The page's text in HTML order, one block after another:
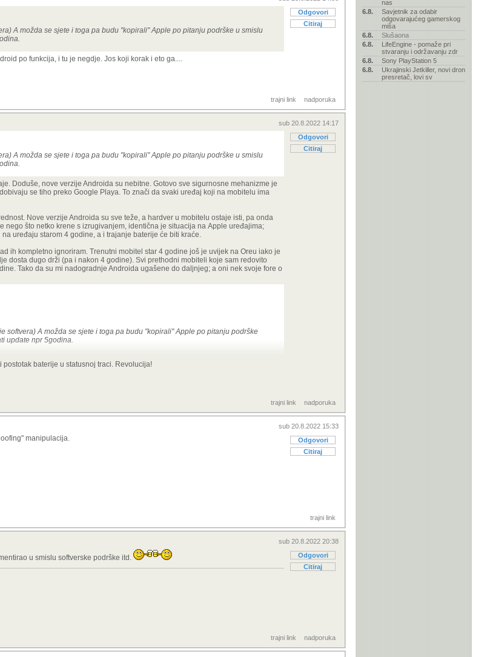
Odgovori
Citiraj
A možda se sjete i toga pa budu "kopirali" Apple po pitanju podrške u smislu
po funkcija, i tu je negdje. Jos koji korak i eto ga....
trajni link nadporuka
sub 20.8.2022 14:17
Odgovori
Citiraj
A možda se sjete i toga pa budu "kopirali" Apple po pitanju podrške u smislu
Doduše, nove verzije Androida su nebitne. Gotovo sve sigurnosne mehanizme je
se tiho preko Google Playa. To znači da svaki uređaj koji na mobitelu ima
Nove verzije Androida su sve teže, a hardver u mobitelu ostaje isti, pa onda
što netko krene s izrugivanjem, identična je situacija na Apple uređajima;
uređaju starom 4 godine, a i trajanje baterije će biti kraće.
ih kompletno ignoriram. Trenutni mobitel star 4 godine još je uvijek na Oreu iako je
dosta dugo drži (pa i nakon 4 godine). Svi prethodni mobiteli koje sam redovito
Tako da su mi nadogradnje Androida ugašene do daljnjeg; a oni nek svoje fore o
softvera) A možda se sjete i toga pa budu "kopirali" Apple po pitanju podrške
update npr 5godina.
android po funkcija, i tu je negdje. Jos koji korak i eto ga....
baterije u statusnoj traci. Revolucija!
trajni link nadporuka
sub 20.8.2022 15:33
Odgovori
Citiraj
manipulacija.
trajni link
sub 20.8.2022 20:38
Odgovori
Citiraj
u smislu softverske podrške itd.
trajni link nadporuka
nas
6.8.
Savjetnik za odabir
odgovarajućeg gamerskog
miša
6.8.
Slušaona
6.8.
LifeEngine - pomaže pri
stvaranju i održavanju zdr
6.8.
Sony PlayStation 5
6.8.
Ukrajinski Jetkiller, novi dron
presretač, lovi sv